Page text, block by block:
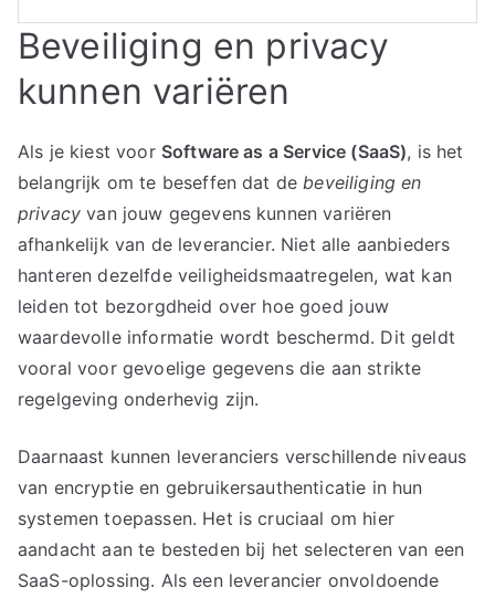
Beveiliging en privacy
kunnen variëren
Als je kiest voor Software as a Service (SaaS), is het
belangrijk om te beseffen dat debeveiliging en
privacy van jouw gegevens kunnen variëren
afhankelijk van de leverancier. Niet alle aanbieders
hanteren dezelfde veiligheidsmaatregelen, wat kan
leiden tot bezorgdheid over hoe goed jouw
waardevolle informatie wordt beschermd. Dit geldt
vooral voor gevoelige gegevens die aan strikte
regelgeving onderhevig zijn.
Daarnaast kunnen leveranciers verschillende niveaus
van encryptie en gebruikersauthenticatie in hun
systemen toepassen. Het is cruciaal om hier
aandacht aan te besteden bij het selecteren van een
SaaS-oplossing. Als een leverancier onvoldoende